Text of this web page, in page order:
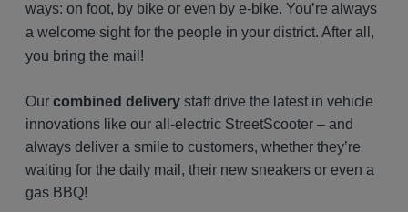
ways: on foot, by bike or even by e-bike. You’re always
a welcome sight for the people in your district. After all,
you bring the mail!
Our combined delivery staff drive the latest in vehicle
innovations like our all-electric StreetScooter – and
always deliver a smile to customers, whether they’re
waiting for the daily mail, their new sneakers or even a
gas BBQ!